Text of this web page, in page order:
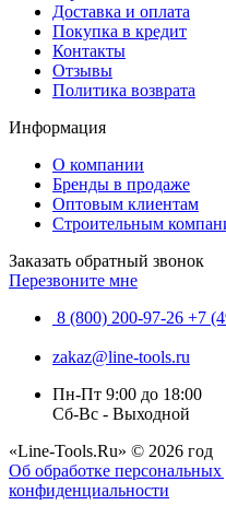
Доставка и оплата
Покупка в кредит
Контакты
Отзывы
Политика возврата
Информация
О компании
Бренды в продаже
Оптовым клиентам
Строительным
Заказать обратный звонок
Перезвоните мне
8 (800) 200-97-26 +7
zakaz@line-tools.ru
Пн-Пт 9:00 до 18:00
Сб-Вс - Выходной
«Line-Tools.Ru» © 2026 год
Об обработке
конфиденциальности